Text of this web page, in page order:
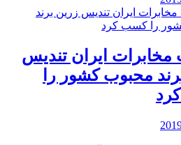
ایران تندیس
محبوب کشور را